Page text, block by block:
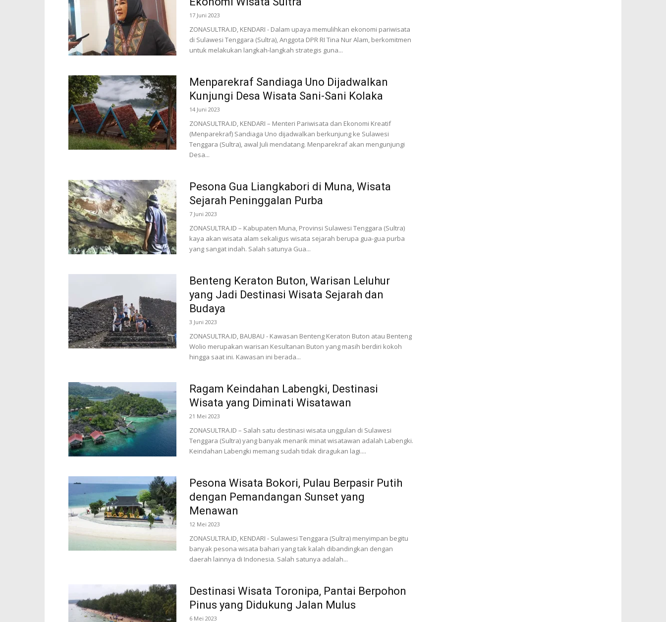
17 Juni 2023
ZONASULTRA.ID, KENDARI - Dalam upaya memulihkan ekonomi pariwisata
di Sulawesi Tenggara (Sultra), Anggota DPR RI Tina Nur Alam, berkomitmen
untuk melakukan langkah-langkah strategis guna...
Menparekraf Sandiaga Uno Dijadwalkan
Kunjungi Desa Wisata Sani-Sani Kolaka
14 Juni 2023
ZONASULTRA.ID, KENDARI – Menteri Pariwisata dan Ekonomi Kreatif
(Menparekraf) Sandiaga Uno dijadwalkan berkunjung ke Sulawesi
Tenggara (Sultra), awal Juli mendatang. Menparekraf akan mengunjungi
Desa...
Pesona Gua Liangkabori di Muna, Wisata
Sejarah Peninggalan Purba
7 Juni 2023
ZONASULTRA.ID – Kabupaten Muna, Provinsi Sulawesi Tenggara (Sultra)
kaya akan wisata alam sekaligus wisata sejarah berupa gua-gua purba
yang sangat indah. Salah satunya Gua...
Benteng Keraton Buton, Warisan Leluhur
yang Jadi Destinasi Wisata Sejarah dan
Budaya
3 Juni 2023
ZONASULTRA.ID, BAUBAU - Kawasan Benteng Keraton Buton atau Benteng
Wolio merupakan warisan Kesultanan Buton yang masih berdiri kokoh
hingga saat ini. Kawasan ini berada...
Ragam Keindahan Labengki, Destinasi
Wisata yang Diminati Wisatawan
21 Mei 2023
ZONASULTRA.ID – Salah satu destinasi wisata unggulan di Sulawesi
Tenggara (Sultra) yang banyak menarik minat wisatawan adalah Labengki.
Keindahan Labengki memang sudah tidak diragukan lagi....
Pesona Wisata Bokori, Pulau Berpasir Putih
dengan Pemandangan Sunset yang
Menawan
12 Mei 2023
ZONASULTRA.ID, KENDARI - Sulawesi Tenggara (Sultra) menyimpan begitu
banyak pesona wisata bahari yang tak kalah dibandingkan dengan
daerah lainnya di Indonesia. Salah satunya adalah...
Destinasi Wisata Toronipa, Pantai Berpohon
Pinus yang Didukung Jalan Mulus
6 Mei 2023